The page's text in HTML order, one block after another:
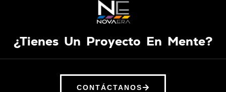
¿Tienes Un Proyecto En Mente?
CONTÁCTANOS